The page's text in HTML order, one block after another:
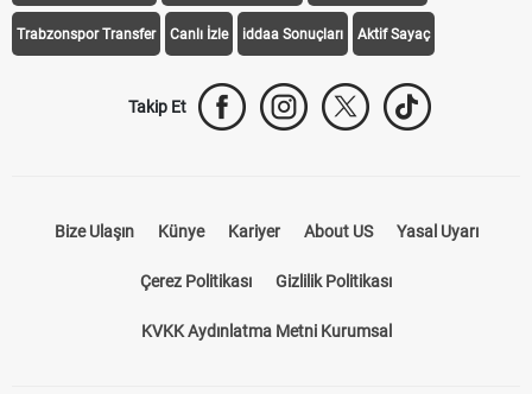
Trabzonspor Transfer Canlı İzle iddaa Sonuçları Aktif Sayaç
Takip Et
Bize Ulaşın Künye Kariyer About US Yasal Uyarı
Çerez Politikası Gizlilik Politikası
KVKK Aydınlatma Metni Kurumsal